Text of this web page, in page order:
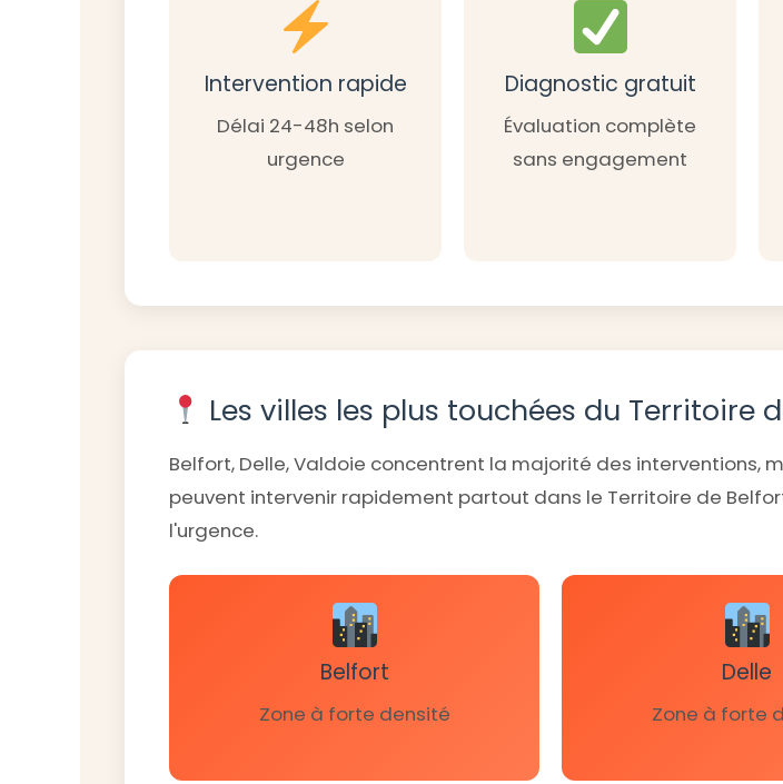
Intervention rapide
Délai 24-48h selon
urgence
Diagnostic gratuit
Évaluation complète
sans engagement
Les villes les plus touchées du Territoire
Belfort, Delle, Valdoie concentrent la majorité des interventions,
peuvent intervenir rapidement partout dans le Territoire de
l'urgence.
Belfort
Zone à forte densité
Delle
Zone à forte